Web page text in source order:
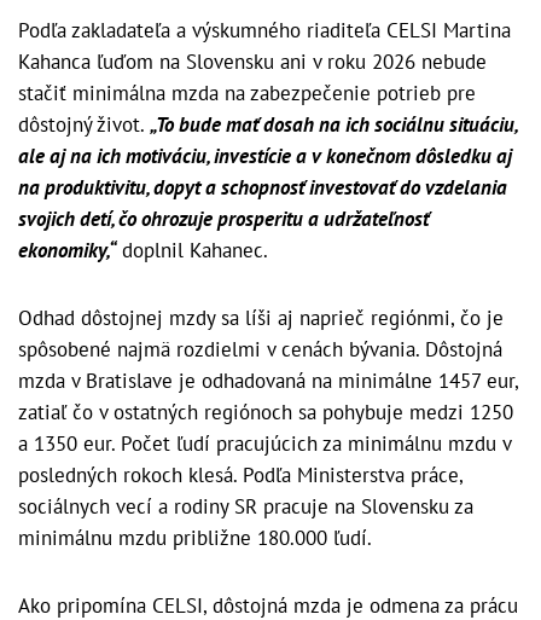
Podľa zakladateľa a výskumného riaditeľa CELSI Martina
Kahanca ľuďom na Slovensku ani v roku 2026 nebude
stačiť minimálna mzda na zabezpečenie potrieb pre
dôstojný život. „To bude mať dosah na ich sociálnu situáciu,
ale aj na ich motiváciu, investície a v konečnom dôsledku aj
na produktivitu, dopyt a schopnosť investovať do vzdelania
svojich detí, čo ohrozuje prosperitu a udržateľnosť
ekonomiky,“doplnil Kahanec.
Odhad dôstojnej mzdy sa líši aj naprieč regiónmi, čo je
spôsobené najmä rozdielmi v cenách bývania. Dôstojná
mzda v Bratislave je odhadovaná na minimálne 1457 eur,
zatiaľ čo v ostatných regiónoch sa pohybuje medzi 1250
a 1350 eur. Počet ľudí pracujúcich za minimálnu mzdu v
posledných rokoch klesá. Podľa Ministerstva práce,
sociálnych vecí a rodiny SR pracuje na Slovensku za
minimálnu mzdu približne 180.000 ľudí.
Ako pripomína CELSI, dôstojná mzda je odmena za prácu